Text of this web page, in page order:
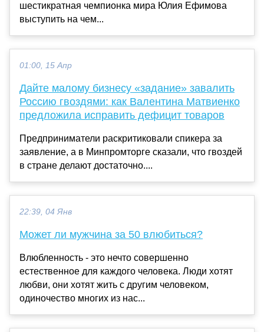
шестикратная чемпионка мира Юлия Ефимова
выступить на чем...
01:00, 15 Апр
Дайте малому бизнесу «задание» завалить
Россию гвоздями: как Валентина Матвиенко
предложила исправить дефицит товаров
Предприниматели раскритиковали спикера за
заявление, а в Минпромторге сказали, что гвоздей
в стране делают достаточно....
22:39, 04 Янв
Может ли мужчина за 50 влюбиться?
Влюбленность - это нечто совершенно
естественное для каждого человека. Люди хотят
любви, они хотят жить с другим человеком,
одиночество многих из нас...